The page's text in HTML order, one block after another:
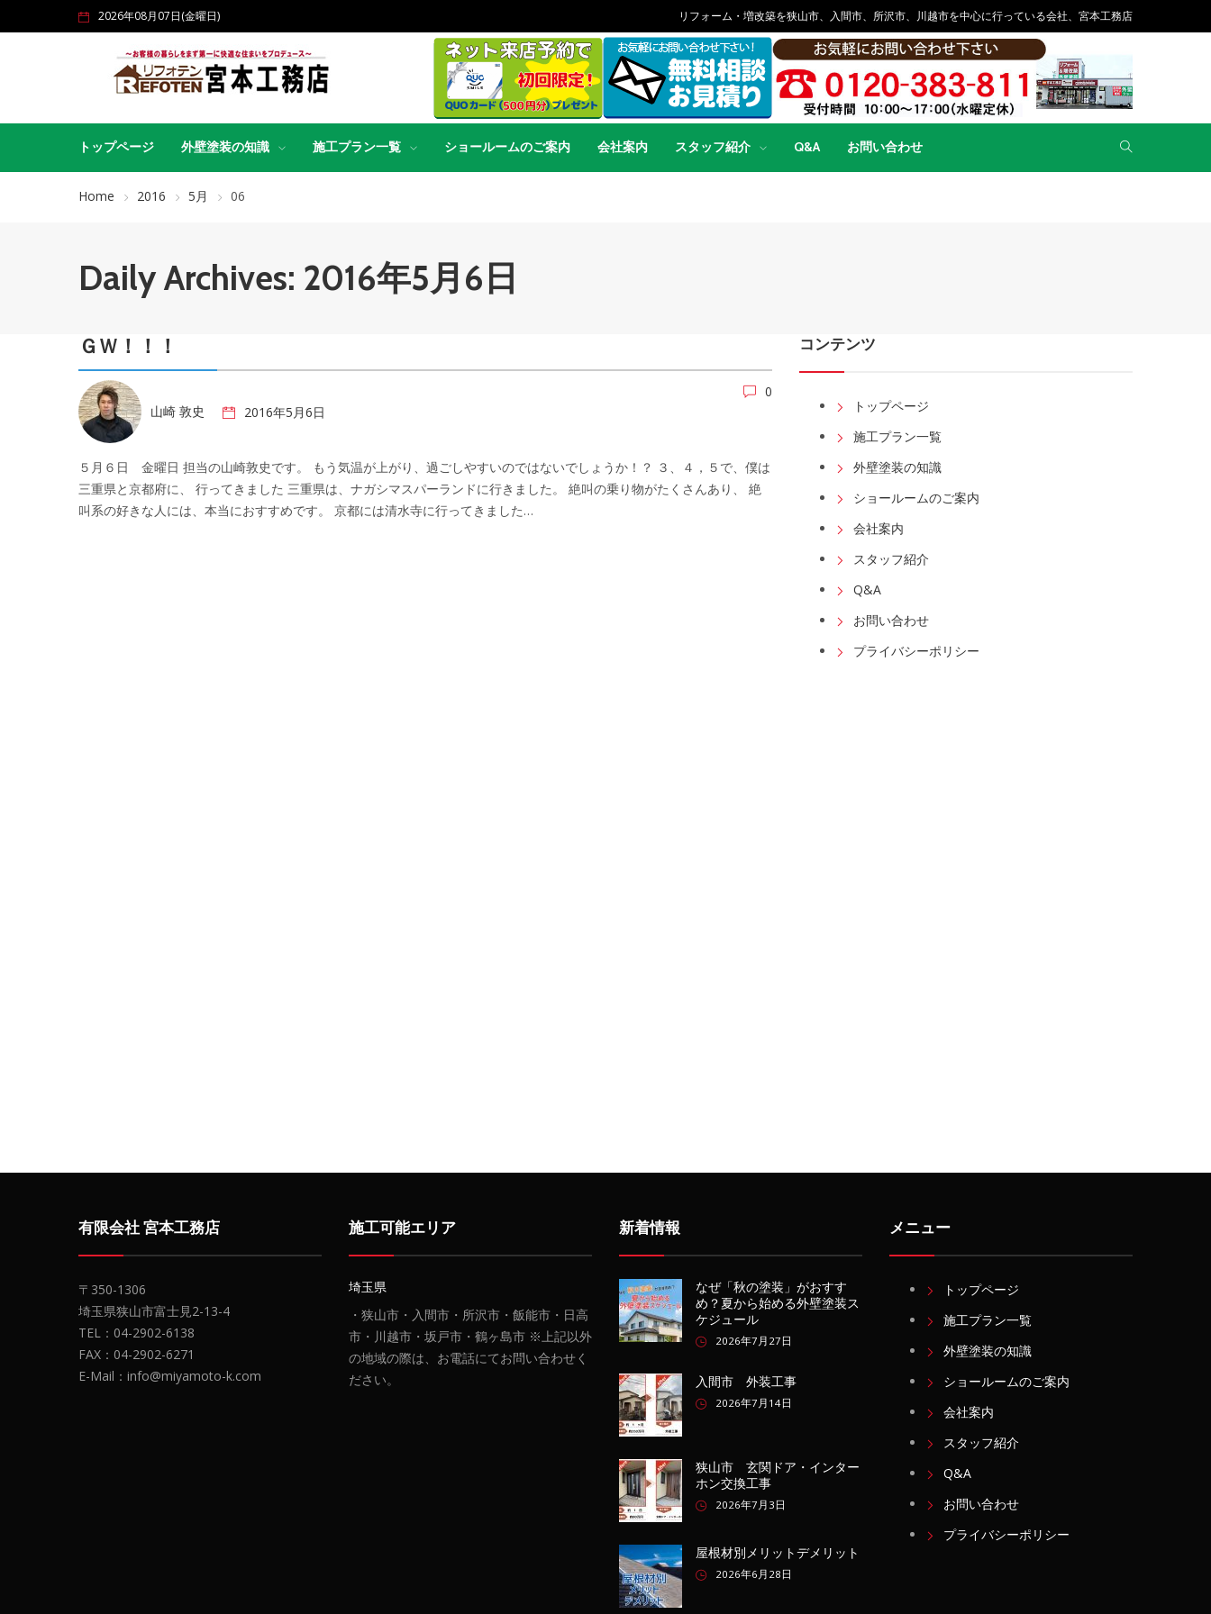
2026年08月07日(金曜日) リフォーム・増改築を狭山市、入間市、所沢市、川越市を中心に行っている会社、宮本工務店
トップページ 外壁塗装の知識 施工プラン一覧 ショールームのご案内 会社案内 スタッフ紹介 Q&A お問い合わせ
Home 2016 5月 06
Daily Archives: 2016年5月6日
ＧＷ！！！
山崎 敦史 2016年5月6日
0
５月６日 金曜日 担当の山崎敦史です。 もう気温が上がり、過ごしやすいのではないでしょうか！？ ３、４，５で、僕は
三重県と京都府に、 行ってきました 三重県は、ナガシマスパーランドに行きました。 絶叫の乗り物がたくさんあり、 絶
叫系の好きな人には、本当におすすめです。 京都には清水寺に行ってきました…
コンテンツ
トップページ
施工プラン一覧
外壁塗装の知識
ショールームのご案内
会社案内
スタッフ紹介
Q&A
お問い合わせ
プライバシーポリシー
有限会社 宮本工務店
〒350-1306
埼玉県狭山市富士見2-13-4
TEL：04-2902-6138
FAX：04-2902-6271
E-Mail：info@miyamoto-k.com
施工可能エリア
埼玉県
・狭山市・入間市・所沢市・飯能市・日高
市・川越市・坂戸市・鶴ヶ島市 ※上記以外
の地域の際は、お電話にてお問い合わせく
ださい。
新着情報
なぜ「秋の塗装」がおすす
め？夏から始める外壁塗装ス
ケジュール
2026年7月27日
入間市 外装工事
2026年7月14日
狭山市 玄関ドア・インター
ホン交換工事
2026年7月3日
屋根材別メリットデメリット
2026年6月28日
メニュー
トップページ
施工プラン一覧
外壁塗装の知識
ショールームのご案内
会社案内
スタッフ紹介
Q&A
お問い合わせ
プライバシーポリシー